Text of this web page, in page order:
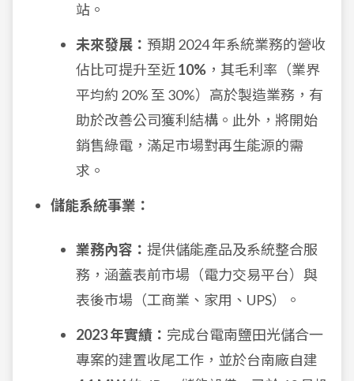
站。
未來發展： 預期 2024 年系統業務的營收
佔比可提升至近10% ，其毛利率（業界
平均約 20% 至 30%）高於製造業務，有
助於改善公司獲利結構。此外，將開始
銷售綠電，滿足市場對再生能源的需
求。
儲能系統事業：
業務內容： 提供儲能產品及系統整合服
務，涵蓋表前市場（電力交易平台）與
表後市場（工商業、家用、UPS）。
2023 年實績： 完成台電南鹽田光儲合一
專案的建置收尾工作，並於台南廠自建